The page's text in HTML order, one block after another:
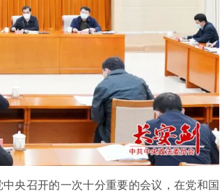
央召开的一次十分重要的会议，在党和国